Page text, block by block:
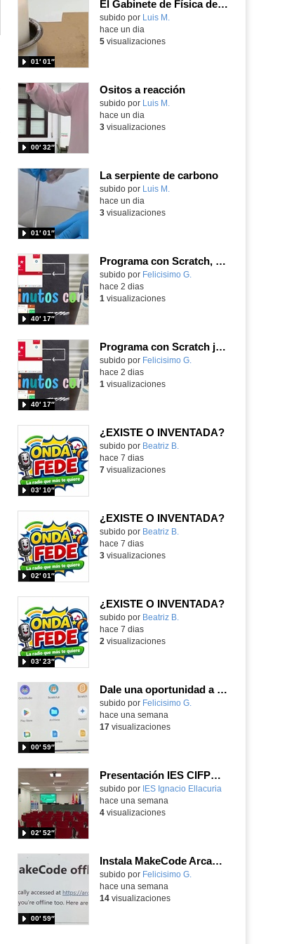
pantalla
El Gabinete de Física del IES Enrique Tierno Galván de Parla (Curso 25-26)
Contenido educativo.
subido por Luis M.
01′ 01″
hace un dia
5visualizaciones
Ositos a reacción
Contenido educativo.
subido por Luis M.
00′ 32″
hace un dia
3visualizaciones
La serpiente de carbono
Contenido educativo.
subido por Luis M.
01′ 01″
hace un dia
3visualizaciones
Programa con Scratch, 8 diferentes juegos para vivir la emoción de los partidos de España en el mundial 2026
Contenido educativo.
subido por Felicisimo G.
40′ 17″
hace 2 dias
1 visualizaciones
Programa con Scratch juegos con los partidos del mundial 2026 ganados por España
Contenido educativo.
subido por Felicisimo G.
40′ 17″
hace 2 dias
1 visualizaciones
¿EXISTE O INVENTADA?
Contenido educativo.
subido por Beatriz B.
03′ 10″
hace 7 dias
7visualizaciones
¿EXISTE O INVENTADA?
Contenido educativo.
subido por Beatriz B.
02′ 01″
hace 7 dias
3visualizaciones
¿EXISTE O INVENTADA?
Contenido educativo.
subido por Beatriz B.
03′ 23″
hace 7 dias
2 visualizaciones
Dale una oportunidad a los Chromebooks y utiliza un proyector para realizar talleres si no tienes pantallas táctiles
Contenido educativo.
subido por Felicisimo G.
00′ 59″
hace una semana
17visualizaciones
Presentación IES CIFPD Ignacio Ellacuría
Contenido educativo.
subido por IES Ignacio Ellacuria
02′ 52″
hace una semana
4visualizaciones
Instala MakeCode Arcade para trabajar offline en tu tablet, ordenador, Chromebook
Contenido educativo.
subido por Felicisimo G.
00′ 59″
hace una semana
14visualizaciones